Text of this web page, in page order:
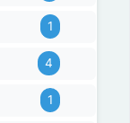
1
4
1